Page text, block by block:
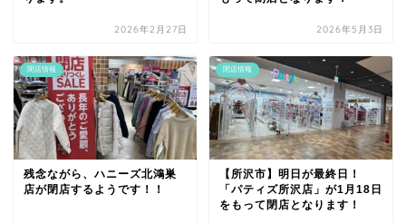
2026年2月27日 2026年5月3日
閉店情報
残念ながら、ハニーズ北鴻巣
店が閉店するようです！！
閉店情報
【所沢市】明日が最終日！
「パティズ所沢店」が1月18日
をもって閉店となります！